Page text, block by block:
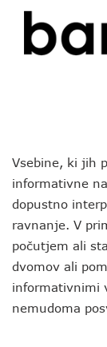
Vsebine, ki jih
informativne
dopustno
ravnanje. V
počutjem ali
dvomov ali
informativnimi
nemudoma